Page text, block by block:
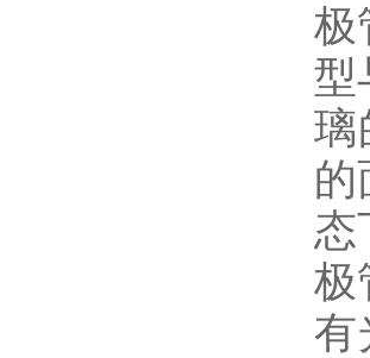
极
型
璃
的
态
极
有